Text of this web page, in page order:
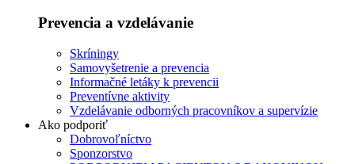
Prevencia a vzdelávanie
Skríningy
Samovyšetrenie a prevencia
Informačné letáky k prevencii
Preventívne aktivity
Vzdelávanie odborných pracovníkov a supervízie
Ako podporiť
Dobrovoľníctvo
Sponzorstvo